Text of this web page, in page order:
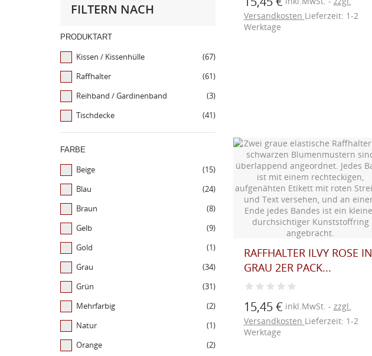
FILTERN NACH
PRODUKTART
Kissen / Kissenhülle
(67)
Raffhalter
(61)
Reihband / Gardinenband
(3)
Tischdecke
(41)
FARBE
Beige
(15)
Blau
(24)
Braun
(8)
Gelb
(9)
Gold
(1)
Grau
(34)
Grün
(31)
Mehrfarbig
(2)
Natur
(1)
Orange
(2)
Versandkosten Lieferzeit: 1-2
Werktage
RAFFHALTER ILVY ROSE IN
GRAU 2ER PACK...
15,45 € inkl.MwSt.
zzgl.
Versandkosten Lieferzeit: 1-2
Werktage